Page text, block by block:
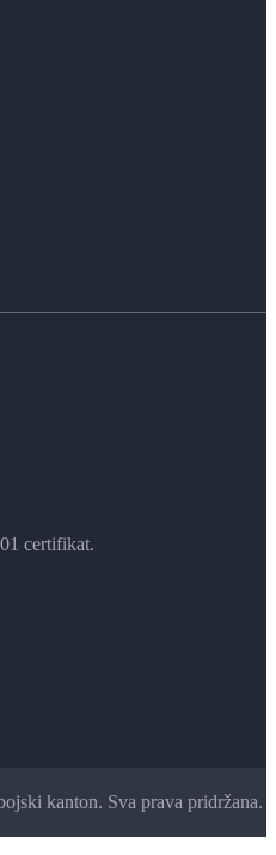
certifikat.
kanton. Sva prava pridržana.